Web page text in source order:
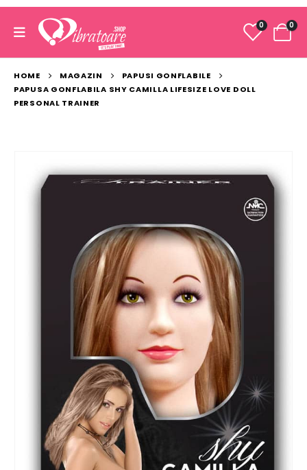
0 0
HOME MAGAZIN
PAPUSI GONFLABILE
PAPUSA GONFLABILA SHY CAMILLA LIFESIZE LOVE DOLL
PERSONAL TRAINER